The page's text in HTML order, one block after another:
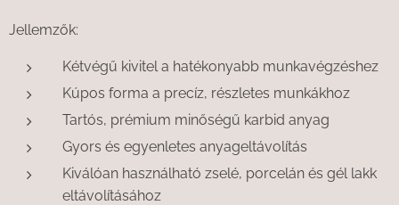
Jellemzők:
Kétvégű kivitel a hatékonyabb munkavégzéshez
Kúpos forma a precíz, részletes munkákhoz
Tartós, prémium minőségű karbid anyag
Gyors és egyenletes anyageltávolítás
Kiválóan használható zselé, porcelán és gél lakk
eltávolításához